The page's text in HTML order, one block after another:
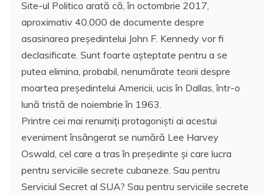
Site-ul Politico arată că, în octombrie 2017,
aproximativ 40.000 de documente despre
asasinarea președintelui John F. Kennedy vor fi
declasificate. Sunt foarte așteptate pentru a se
putea elimina, probabil, nenumărate teorii despre
moartea președintelui Americii, ucis în Dallas, într-o
lună tristă de noiembrie în 1963.
Printre cei mai renumiţi protagonişti ai acestui
eveniment însângerat se numără Lee Harvey
Oswald, cel care a tras în preşedinte şi care lucra
pentru serviciile secrete cubaneze. Sau pentru
Serviciul Secret al SUA? Sau pentru serviciile secrete